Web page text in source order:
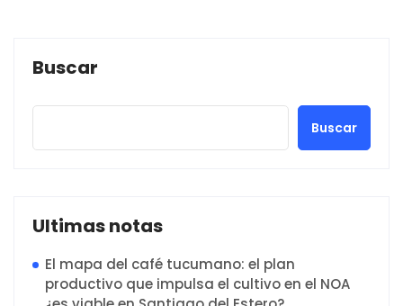
Buscar
Buscar
Ultimas notas
El mapa del café tucumano: el plan
productivo que impulsa el cultivo en el NOA